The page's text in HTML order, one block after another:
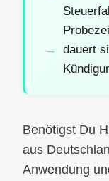
dauert
Benötigst Du
aus
Anwendung